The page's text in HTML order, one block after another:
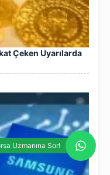
Çeken Uyarılarda
Uzmanına Sor!